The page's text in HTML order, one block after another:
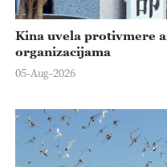
Kina uvela protivmere
organizacijama
05-Aug-2026